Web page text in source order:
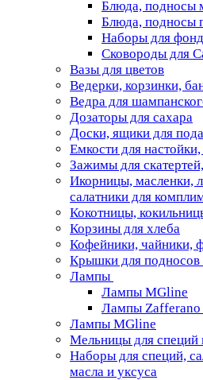
Блюда, подносы
Блюда, подносы
Наборы для
Сковороды для
Вазы для цветов
Ведерки, корзинки,
Ведра для
Дозаторы для сахара
Доски, ящики для
Емкости для
Зажимы для
Икорницы, масленки,
салатники для
Кокотницы,
Корзины для хлеба
Кофейники, чайники,
Крышки для подносов
Лампы
Лампы MGline
Лампы Zafferano
Лампы MGline
Мельницы для специй
Наборы для специй,
масла и уксуса